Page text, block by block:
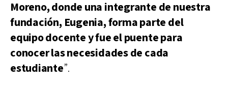
Moreno, donde una integrante de nuestra
fundación, Eugenia, forma parte del
equipo docente y fue el puente para
conocer las necesidades de cada
estudiante”.